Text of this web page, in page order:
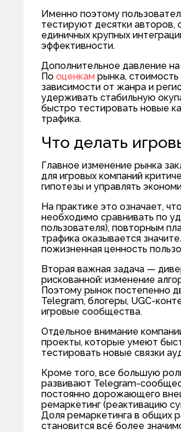
Именно поэтому
тестируют десятки авторов,
единичных крупных
эффективности.
Дополнительное давление
По оценкам рынка,
зависимости от жанра и
удерживать стабильную
быстро тестировать новые
трафика.
Что делать
Главное изменение рынка
для игровых компаний
гипотезы и управлять
На практике это означает,
необходимо сравнивать по
пользователя), повторным
трафика оказывается
пожизненная ценность
Вторая важная задача —
рискованной: изменение
Поэтому рынок постепенно
Telegram, блогеры, UGC-
игровые сообщества.
Отдельное внимание
проекты, которые умеют
тестировать новые связки
Кроме того, все большую
развивают Telegram-
постоянно дорожающего
ремаркетинг (реактивацию
Доля ремаркетинга в общих
становится всё более